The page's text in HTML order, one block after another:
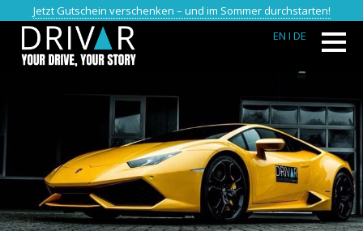
Jetzt Gutschein verschenken – und im Sommer durchstarten!
EN I DE